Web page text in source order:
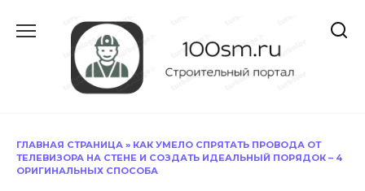
содержанию
ГЛАВНАЯ СТРАНИЦА » КАК УМЕЛО СПРЯТАТЬ ПРОВОДА ОТ
ТЕЛЕВИЗОРА НА СТЕНЕ И СОЗДАТЬ ИДЕАЛЬНЫЙ ПОРЯДОК – 4
ОРИГИНАЛЬНЫХ СПОСОБА